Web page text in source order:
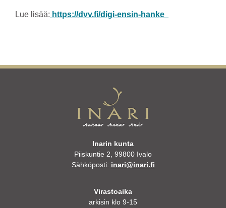
Lue lisää: https://dvv.fi/digi-ensin-hanke
Inarin kunta
Piiskuntie 2, 99800 Ivalo
Sähköposti: inari@inari.fi
Virastoaika
arkisin klo 9-15